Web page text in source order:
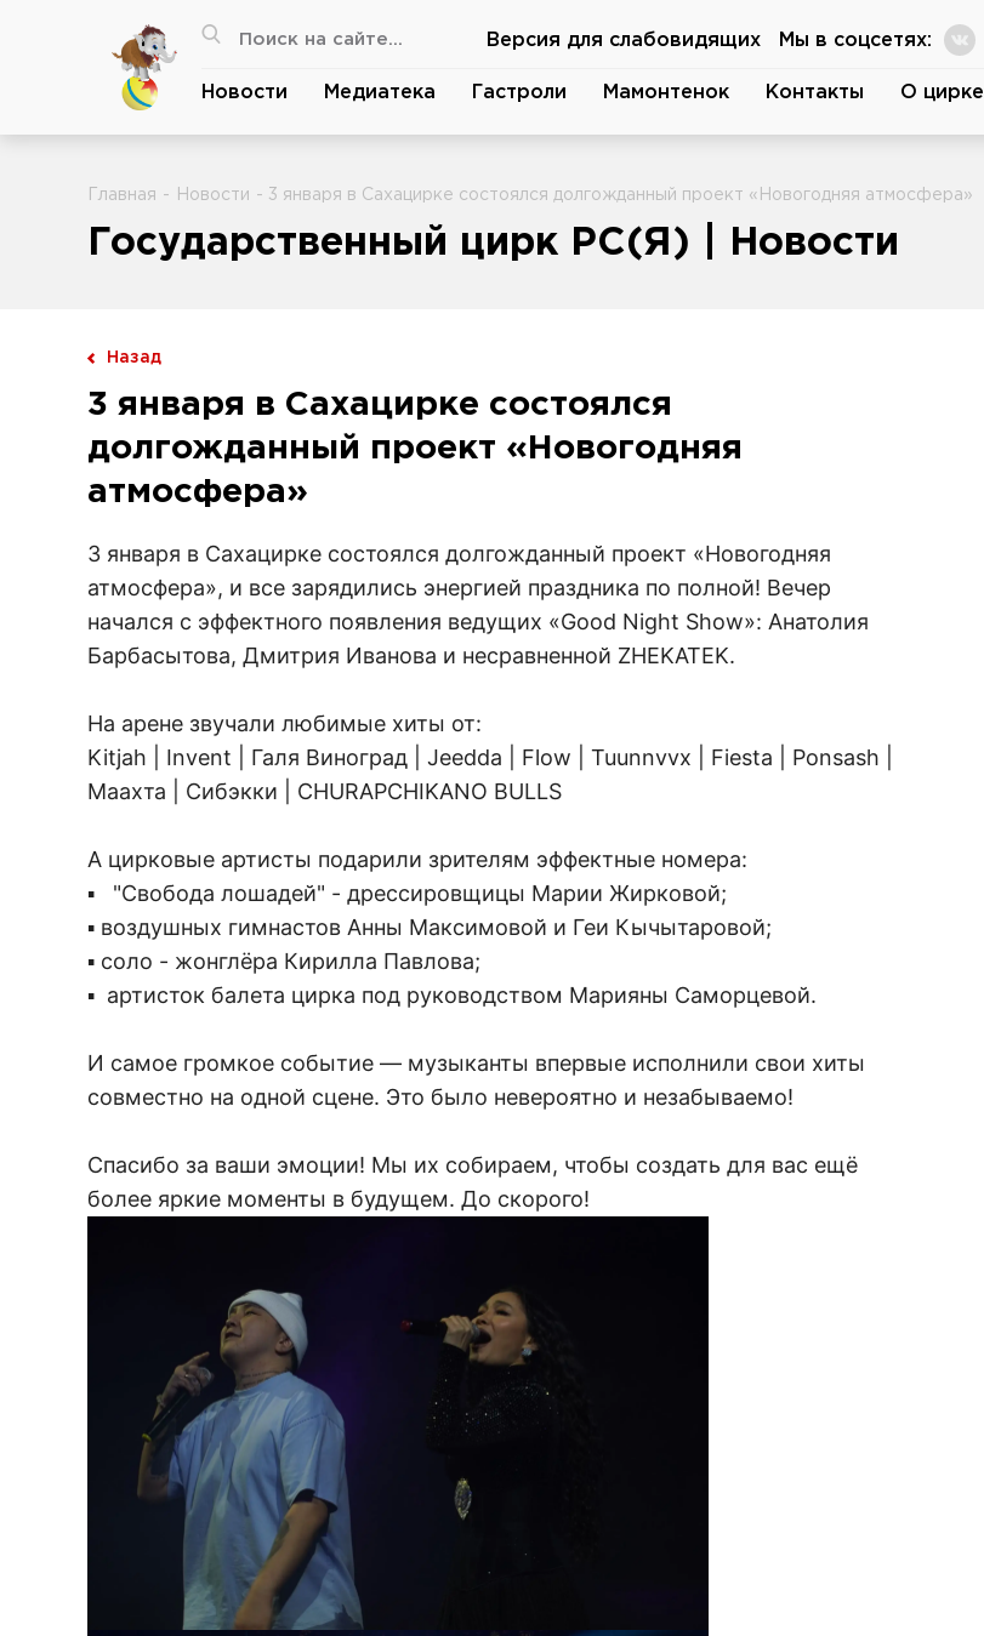
Версия для слабовидящих Мы в соцсетях:
Новости Медиатека Гастроли Мамонтенок Контакты О цирке
Главная - Новости - 3 января в Сахацирке состоялся долгожданный проект «Новогодняя атмосфера»
Государственный цирк РС(Я) | Новости
Назад
3 января в Сахацирке состоялся
долгожданный проект «Новогодняя
атмосфера»
3 января в Сахацирке состоялся долгожданный проект «Новогодняя
атмосфера», и все зарядились энергией праздника по полной! Вечер
начался с эффектного появления ведущих «Good Night Show»: Анатолия
Барбасытова, Дмитрия Иванова и несравненной ZHEKATEK.
На арене звучали любимые хиты от:
Kitjah | Invent | Галя Виноград | Jeedda | Flow | Tuunnvvx | Fiesta | Ponsash |
Маахта | Сибэкки | CHURAPCHIKANO BULLS
А цирковые артисты подарили зрителям эффектные номера:
▪️ "Свобода лошадей" - дрессировщицы Марии Жирковой;
▪️ воздушных гимнастов Анны Максимовой и Геи Кычытаровой;
▪️ соло - жонглёра Кирилла Павлова;
▪️ артисток балета цирка под руководством Марияны Саморцевой.
И самое громкое событие — музыканты впервые исполнили свои хиты
совместно на одной сцене. Это было невероятно и незабываемо!
Спасибо за ваши эмоции! Мы их собираем, чтобы создать для вас ещё
более яркие моменты в будущем. До скорого!